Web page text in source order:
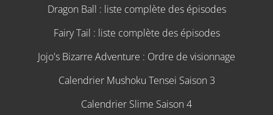
Dragon Ball : liste complète des épisodes
Fairy Tail : liste complète des épisodes
Jojo's Bizarre Adventure : Ordre de visionnage
Calendrier Mushoku Tensei Saison 3
Calendrier Slime Saison 4